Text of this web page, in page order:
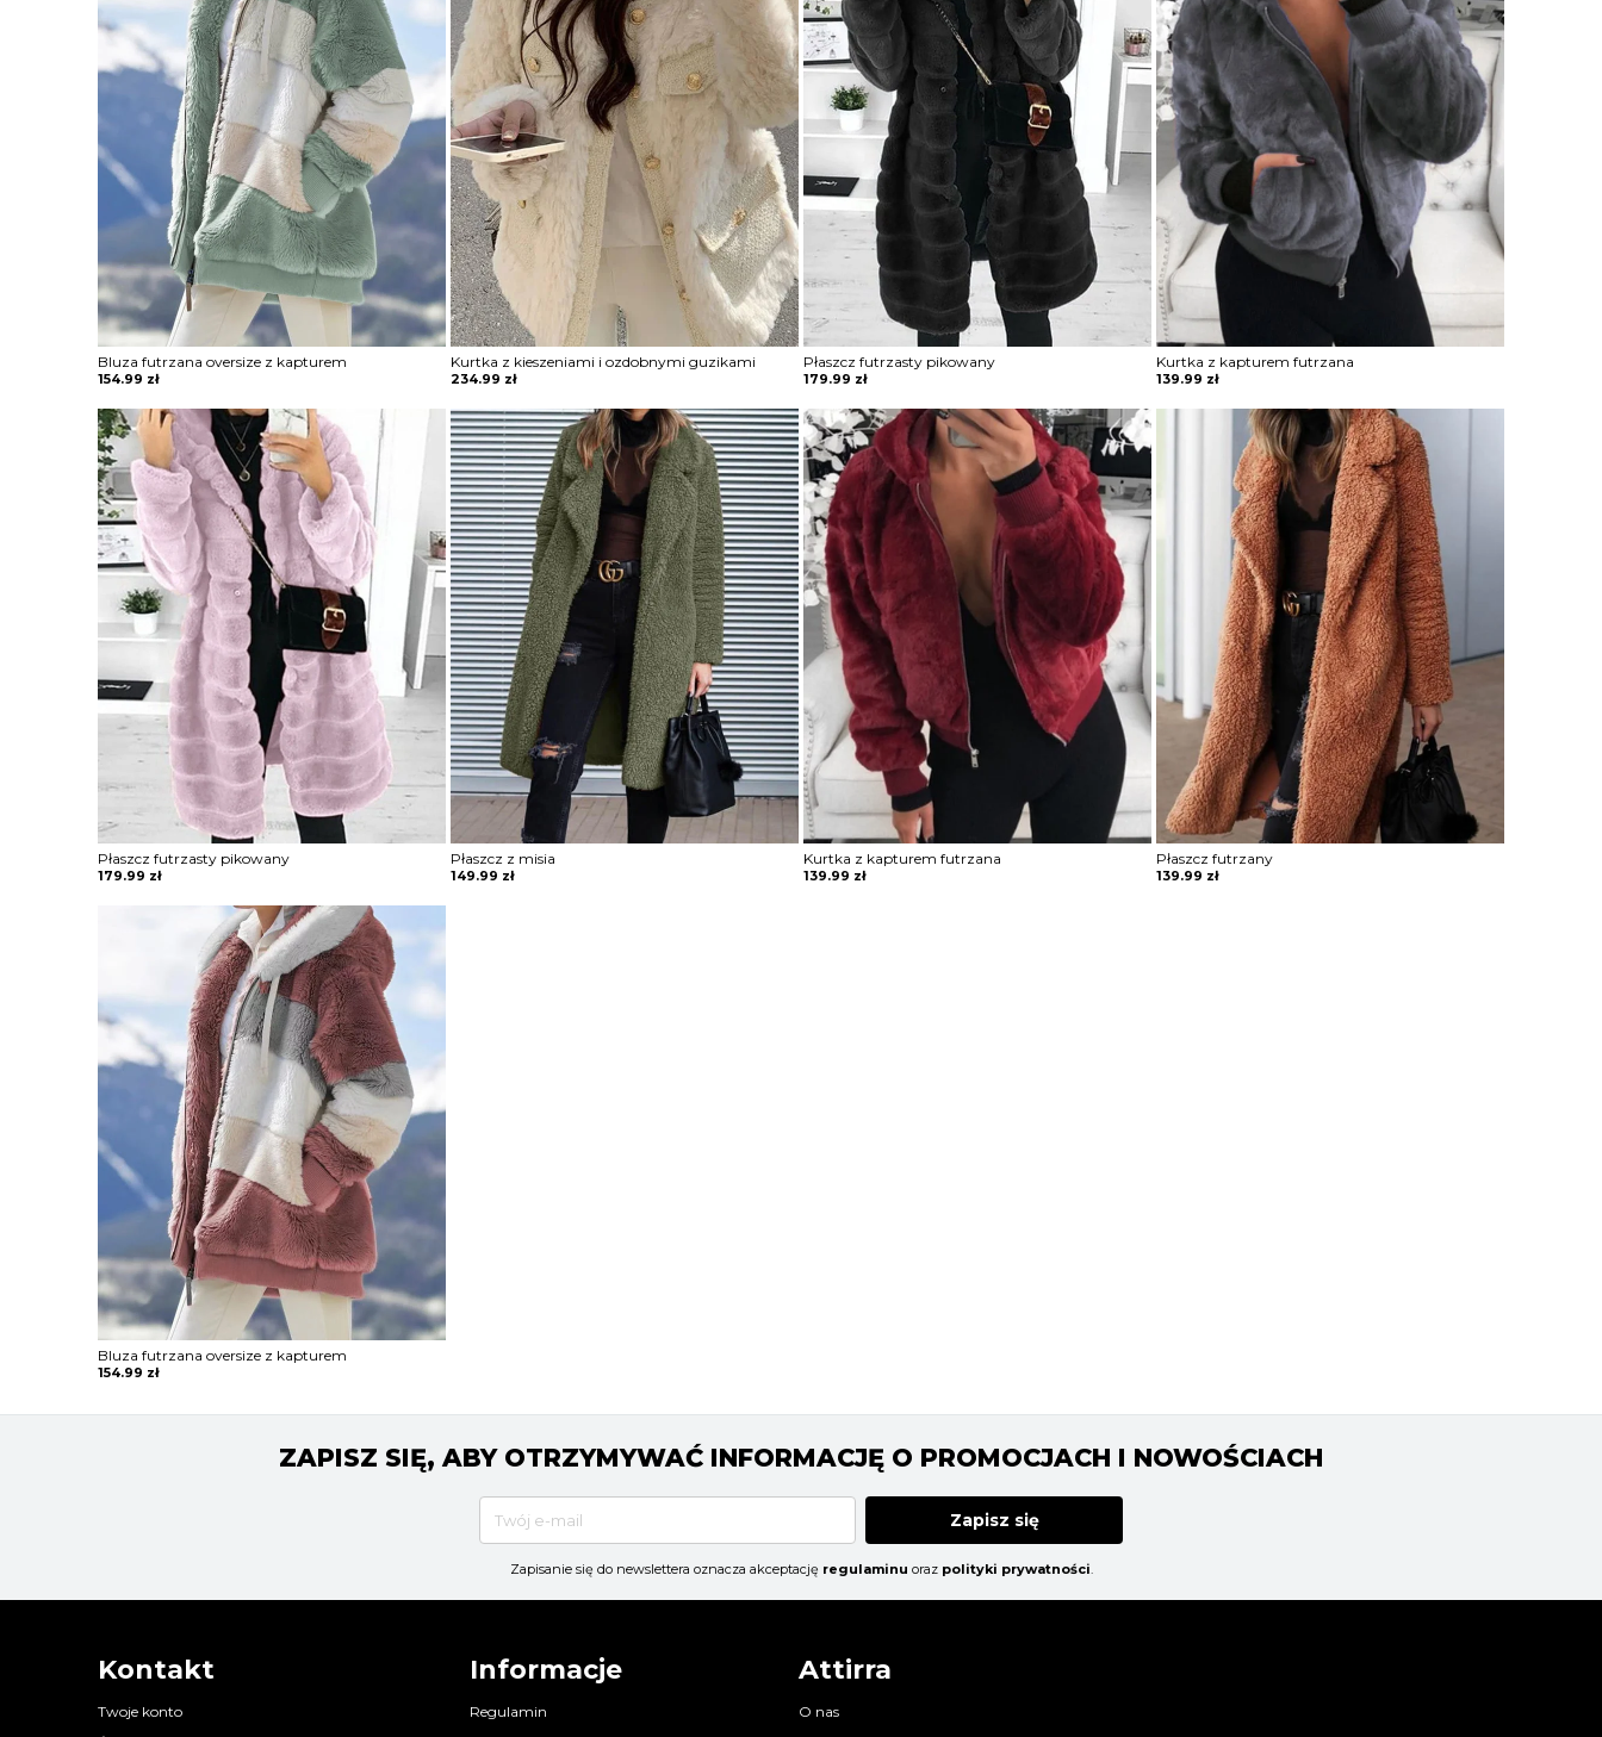
Bluza futrzana oversize z kapturem
154.99 zł
Kurtka z kieszeniami i ozdobnymi guzikami
234.99 zł
Płaszcz futrzasty pikowany
179.99 zł
Kurtka z kapturem futrzana
139.99 zł
Płaszcz futrzasty pikowany
179.99 zł
Płaszcz z misia
149.99 zł
Kurtka z kapturem futrzana
139.99 zł
Płaszcz futrzany
139.99 zł
Bluza futrzana oversize z kapturem
154.99 zł
ZAPISZ SIĘ, ABY OTRZYMYWAĆ INFORMACJĘ O PROMOCJACH I NOWOŚCIACH
Zapisz się
Zapisanie się do newslettera oznacza akceptację regulaminu oraz polityki prywatności.
Kontakt
Twoje konto
Informacje
Regulamin
Attirra
O nas